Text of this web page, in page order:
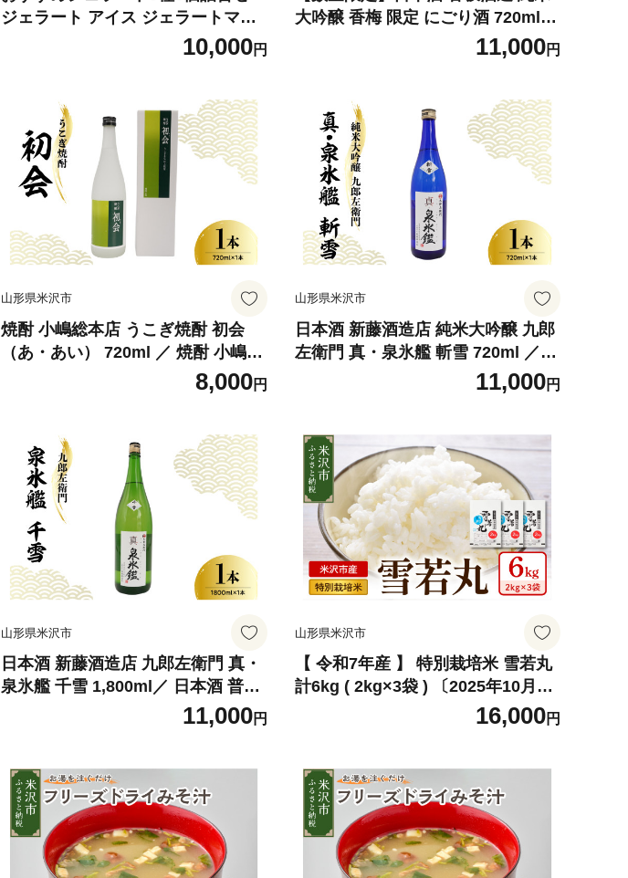
ジェラート アイス ジェラートマエ
ストロ 苺ミルク 黒ごま 濃厚抹茶 フ
レーバー 食べ比べ バラエティ ギフ
スイーツ ひんやり なめらか 濃厚 お
やつ ご褒美 アソート 職人 手作り
夏ギフト 山形県米沢市 米沢市 米沢
10,000円
大吟醸 香梅 限定 にごり酒 720ml
【要冷蔵】 ／ 出羽燦々 要冷蔵 日本
酒 酒 お酒 地酒 純米大吟醸酒 アル
県 米沢市
11,000円
山形県米沢市
焼酎 小嶋総本店 うこぎ焼酎 初会
（あ・あい） 720ml ／ 焼酎 小嶋総
本店 酒 お酒 アルコール 贈り物 ギ
フト 送料無料 山形県 米沢市
8,000円
山形県米沢市
日本酒 新藤酒造店 純米大吟醸 九郎
左衛門 真・泉氷艦 斬雪 720ml ／
日本酒 新藤酒造店 酒 お酒 山形県
11,000円
山形県米沢市
日本酒 新藤酒造店 九郎左衛門 真・
泉氷艦 千雪 1,800ml／ 日本酒 普通
酒 一般酒 新藤酒造店 酒 お酒 山形
11,000円
山形県米沢市
【 令和7年産 】 特別栽培米 雪若丸
計6kg ( 2kg×3袋 ) 〔2025年10月中
下旬頃～順次お届け〕2025年産 産
16,000円